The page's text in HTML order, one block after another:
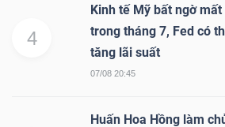
4
Kinh tế Mỹ bất ngờ
trong tháng 7, Fed có
tăng lãi suất
07/08 20:45
Huấn Hoa Hồng làm